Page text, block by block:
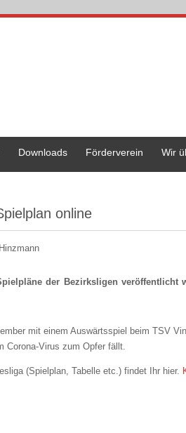
Downloads Förderverein Wir
online
der Bezirksligen veröffentlicht
mit einem Auswärtsspiel beim TSV
Corona-Virus zum Opfer fällt.
(Spielplan, Tabelle etc.) findet Ihr hier.